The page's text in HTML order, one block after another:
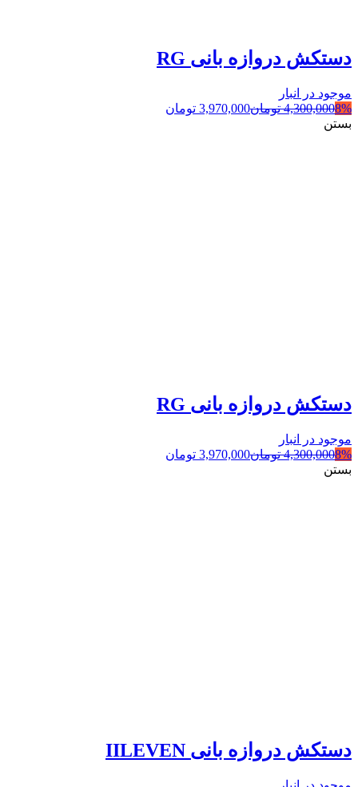
دستکش دروازه بانی RG
موجود در انبار
8%
4,300,000 تومان3,970,000 تومان
بستن
دستکش دروازه بانی RG
موجود در انبار
8%
4,300,000 تومان3,970,000 تومان
بستن
دستکش دروازه بانی IILEVEN